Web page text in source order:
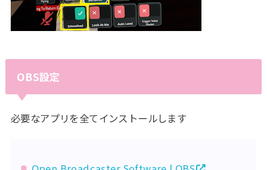
OBS設定
必要なアプリを全てインストールします